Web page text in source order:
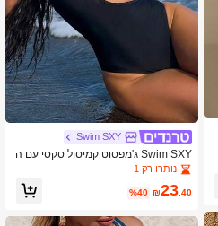
Swim SXY
Swim SXY ג'מפסוט קמיסול סקסי עם ה
נותרו רק 1
₪23.40
%40